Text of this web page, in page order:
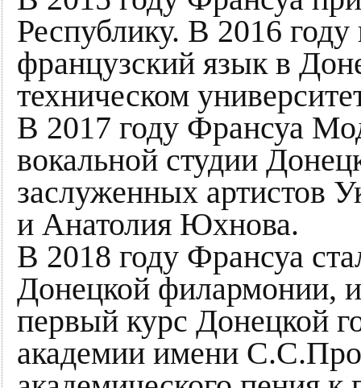
Республику. В 2016 году
французский язык в
техническом
В 2017 году Франсуа
вокальной студии
заслуженных артистов
и Анатолия Юхнова.
В 2018 году Франсуа
Донецкой филармонии,
первый курс Донецкой
академии имени